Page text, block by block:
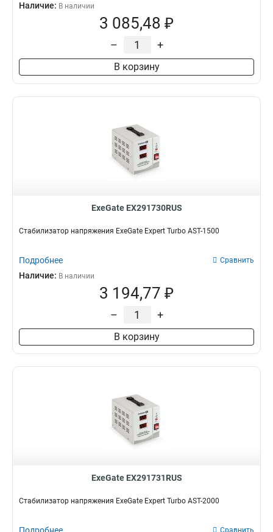
Наличие: В наличии
3 085,48 ₽
– +
В корзину
ExeGate EX291730RUS
Стабилизатор напряжения ExeGate Expert Turbo AST-1500
Подробнее Сравнить
Наличие: В наличии
3 194,77 ₽
– +
В корзину
ExeGate EX291731RUS
Стабилизатор напряжения ExeGate Expert Turbo AST-2000
Сравнить